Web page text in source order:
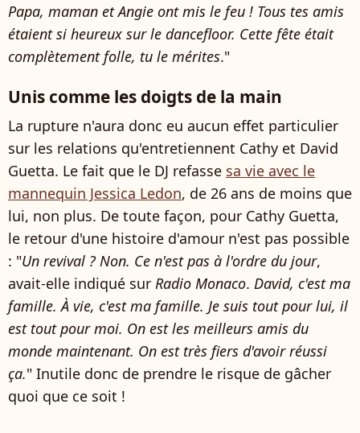
Papa, maman et Angie ont mis le feu ! Tous tes amis
étaient si heureux sur le dancefloor. Cette fête était
complètement folle, tu le mérites."
Unis comme les doigts de la main
La rupture n'aura donc eu aucun effet particulier
sur les relations qu'entretiennent Cathy et David
Guetta. Le fait que le DJ refasse sa vie avec le
mannequin Jessica Ledon, de 26 ans de moins que
lui, non plus. De toute façon, pour Cathy Guetta,
le retour d'une histoire d'amour n'est pas possible
: "Un revival ? Non. Ce n'est pas à l'ordre du jour,
avait-elle indiqué sur Radio Monaco. David, c'est ma
famille. À vie, c'est ma famille. Je suis tout pour lui, il
est tout pour moi. On est les meilleurs amis du
monde maintenant. On est très fiers d'avoir réussi
ça." Inutile donc de prendre le risque de gâcher
quoi que ce soit !